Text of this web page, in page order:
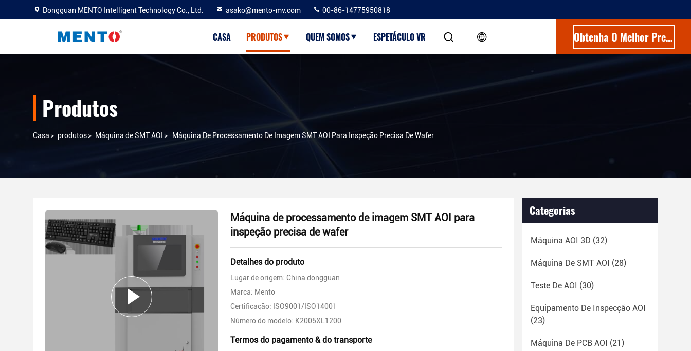
Dongguan MENTO Intelligent Technology Co., Ltd. asako@mento-mv.com 00-86-14775950818
CASA PRODUTOS QUEM SOMOS ESPETÁCULO VR Obtenha O Melhor Preço
Produtos
Casa > produtos> Máquina de SMT AOI > Máquina De Processamento De Imagem SMT AOI Para Inspeção Precisa De Wafer
Máquina de processamento de imagem SMT AOI para
inspeção precisa de wafer
Detalhes do produto
Lugar de origem: China dongguan
Marca: Mento
Certificação: ISO9001/ISO14001
Número do modelo: K2005XL1200
Termos do pagamento & do transporte
Categorias
Máquina AOI 3D (32)
Máquina De SMT AOI (28)
Teste De AOI (30)
Equipamento De Inspecção AOI
(23)
Máquina De PCB AOI (21)